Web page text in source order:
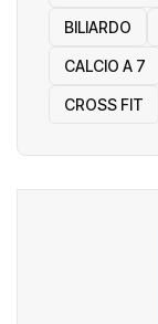
BILIARDO
CALCIO A 7
CROSS FIT